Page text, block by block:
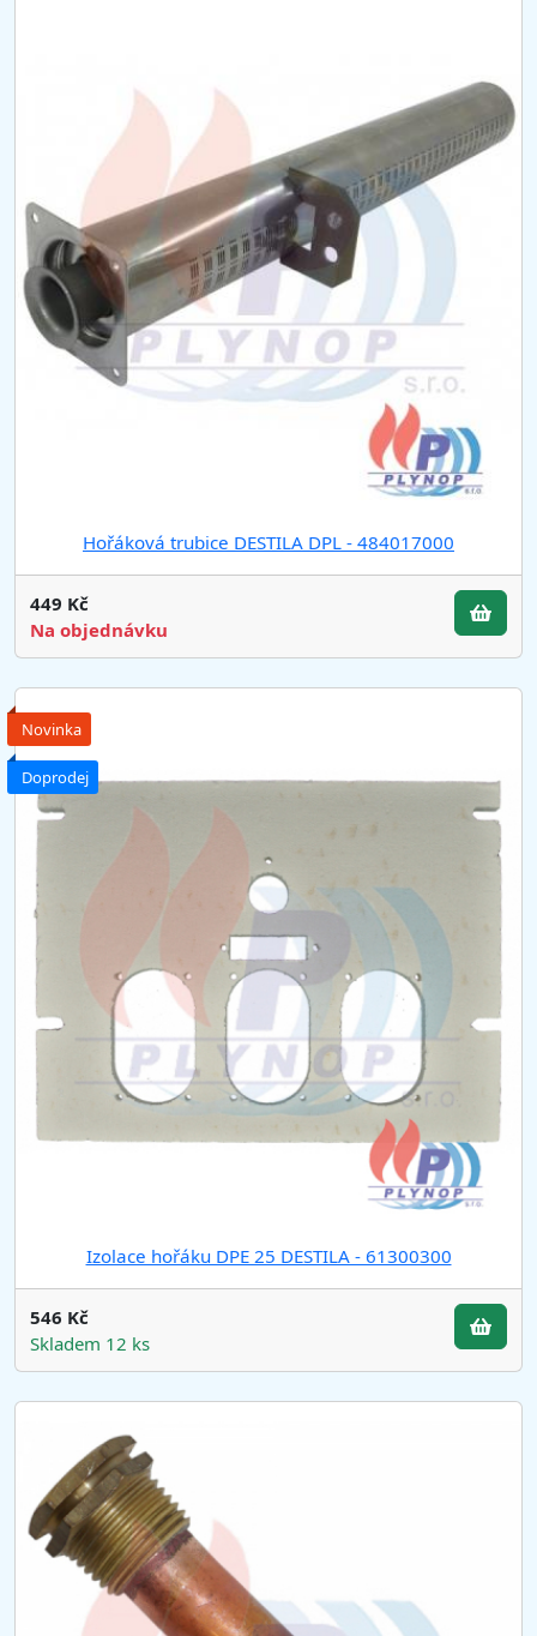
Hořáková trubice DESTILA DPL - 484017000
449 Kč
Na objednávku
Novinka
Doprodej
Izolace hořáku DPE 25 DESTILA - 61300300
546 Kč
Skladem 12 ks